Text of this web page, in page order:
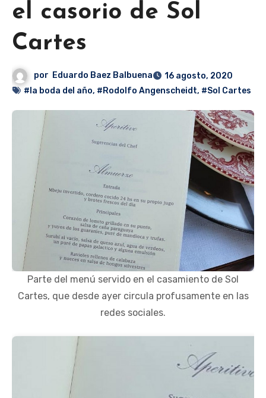
el casorio de Sol
Cartes
por Eduardo Baez Balbuena
16 agosto, 2020
#la boda del año, #Rodolfo Angenscheidt, #Sol Cartes
Parte del menú servido en el casamiento de Sol
Cartes, que desde ayer circula profusamente en las
redes sociales.